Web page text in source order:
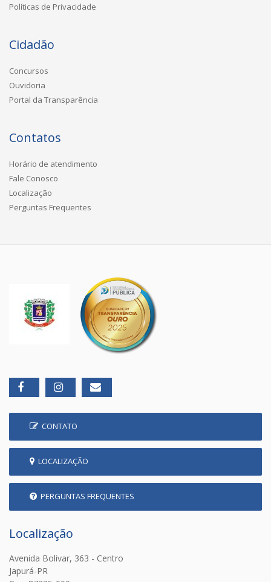
Políticas de Privacidade
Cidadão
Concursos
Ouvidoria
Portal da Transparência
Contatos
Horário de atendimento
Fale Conosco
Localização
Perguntas Frequentes
CONTATO
LOCALIZAÇÃO
PERGUNTAS FREQUENTES
Localização
Avenida Bolivar, 363 - Centro
Japurá-PR